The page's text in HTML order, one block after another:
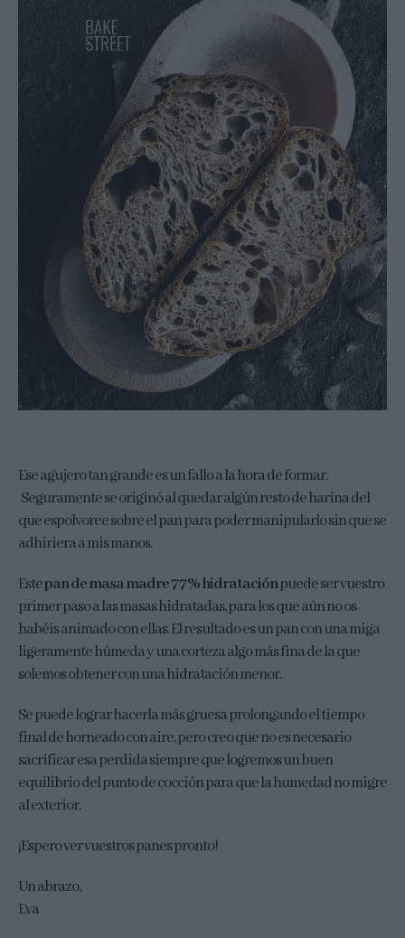
Ese agujero tan grande es un fallo a la hora de formar.
Seguramente se originó al quedar algún resto de harina del
que espolvoree sobre el pan para poder manipularlo sin que se
adhiriera a mis manos.
Estepan de masa madre 77% hidrataciónpuede ser vuestro
primer paso a las masas hidratadas, para los que aún no os
habéis animado con ellas. El resultado es un pan con una miga
ligeramente húmeda y una corteza algo más fina de la que
solemos obtener con una hidratación menor.
Se puede lograr hacerla más gruesa prolongando el tiempo
final de horneado con aire, pero creo que no es necesario
sacrificar esa perdida siempre que logremos un buen
equilibrio del punto de cocción para que la humedad no migre
al exterior.
¡Espero ver vuestros panes pronto!
Un abrazo,
Eva